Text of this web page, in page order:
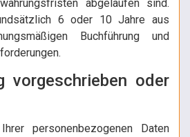
abgelaufen sind.
6 oder 10 Jahre aus
Buchführung und
vorgeschrieben oder
personenbezogenen Daten